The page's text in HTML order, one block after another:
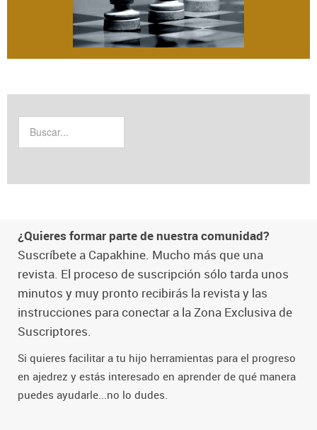
¿Quieres formar parte de nuestra comunidad?
Suscríbete a Capakhine. Mucho más que una
revista. El proceso de suscripción sólo tarda unos
minutos y muy pronto recibirás la revista y las
instrucciones para conectar a la Zona Exclusiva de
Suscriptores.
Si quieres facilitar a tu hijo herramientas para el progreso
en ajedrez y estás interesado en aprender de qué manera
puedes ayudarle...no lo dudes.